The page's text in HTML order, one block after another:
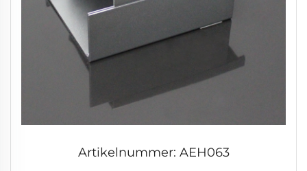
Artikelnummer: AEH063